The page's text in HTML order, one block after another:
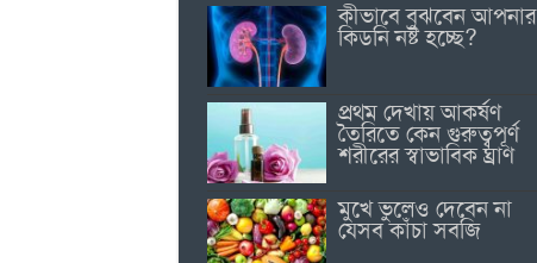
কীভাবে বুঝবেন আপনার
কিডনি নষ্ট হচ্ছে?
প্রথম দেখায় আকর্ষণ
তৈরিতে কেন গুরুত্বপূর্ণ
শরীরের স্বাভাবিক ঘ্রাণ
মুখে ভুলেও দেবেন না
যেসব কাঁচা সবজি